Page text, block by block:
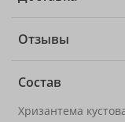
Отзывы
Состав
Хризантема